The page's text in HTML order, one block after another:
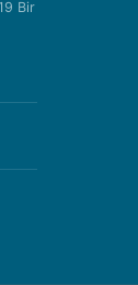
Bir